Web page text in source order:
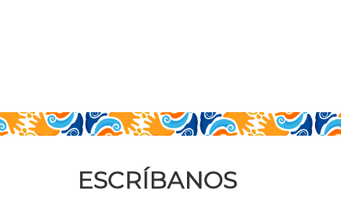
ESCRÍBANOS